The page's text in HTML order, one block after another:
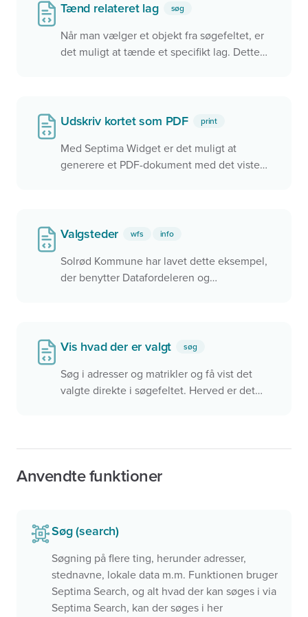
Tænd relateret lag søg
Når man vælger et objekt fra søgefeltet, er
det muligt at tænde et specifikt lag. Dette
Udskriv kortet som PDF print
Med Septima Widget er det muligt at
generere et PDF-dokument med det viste
Valgsteder wfs info
Solrød Kommune har lavet dette eksempel,
der benytter Datafordeleren og
Vis hvad der er valgt søg
Søg i adresser og matrikler og få vist det
valgte direkte i søgefeltet. Herved er det
Anvendte funktioner
Søg (search)
Søgning på flere ting, herunder adresser,
stednavne, lokale data m.m. Funktionen bruger
Septima Search, og alt hvad der kan søges i via
Septima Search, kan der søges i her